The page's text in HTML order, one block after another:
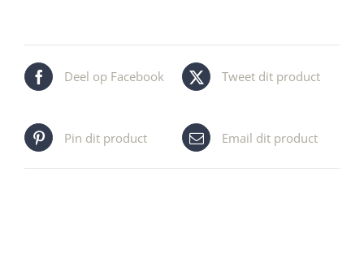
Deel op Facebook Tweet dit product
Pin dit product Email dit product